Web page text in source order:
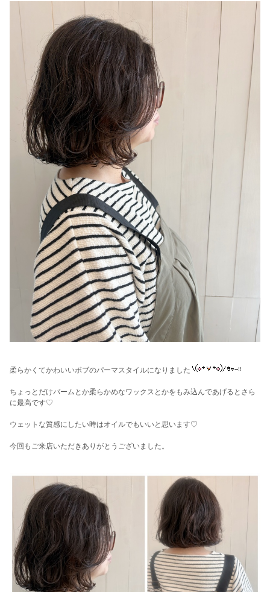
柔らかくてかわいいボブのパーマスタイルになりました
ちょっとだけバームとか柔らかめなワックスとかをもみ込んであげるとさら
に最高です♡
ウェットな質感にしたい時はオイルでもいいと思います♡
今回もご来店いただきありがとうございました。